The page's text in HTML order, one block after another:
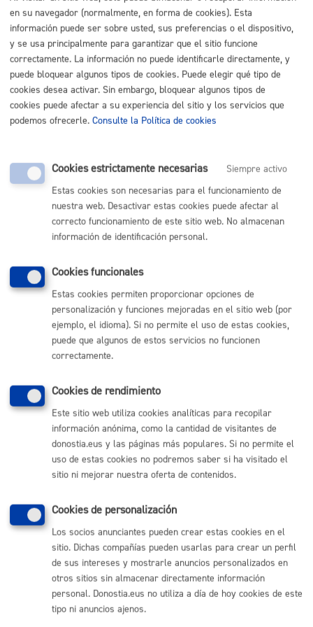
Buscar
Listado completo de Trámites
Registros
Registro de Entidades Ciudadanas
* Online con certificado
ONLINE
TELÉFONO
MÁQUINA
Volver al índice Volver atrás
Comunícate con el Ayuntamiento de Donostia / San
Sebastián
(+34) 943 481 000
Buzón de la ciudadanía
Informar de un error en la web
Enlaces útiles
Perfil del contratante
Sede electrónica
Mapas - GeoDonostia
Sala de prensa
Mapa web
Otras páginas web corporativas
en su navegador (normalmente, en forma de cookies). Esta
información puede ser sobre usted, sus preferencias o el dispositivo,
y se usa principalmente para garantizar que el sitio funcione
correctamente. La información no puede identificarle directamente, y
puede bloquear algunos tipos de cookies. Puede elegir qué tipo de
cookies desea activar. Sin embargo, bloquear algunos tipos de
cookies puede afectar a su experiencia del sitio y los servicios que
podemos ofrecerle. Consulte la Política de cookies
Cookies estrictamente necesarias
Siempre activo
Estas cookies son necesarias para el funcionamiento de
nuestra web. Desactivar estas cookies puede afectar al
correcto funcionamiento de este sitio web. No almacenan
información de identificación personal.
Cookies funcionales
Estas cookies permiten proporcionar opciones de
personalización y funciones mejoradas en el sitio web (por
ejemplo, el idioma). Si no permite el uso de estas cookies,
puede que algunos de estos servicios no funcionen
correctamente.
Cookies de rendimiento
Este sitio web utiliza cookies analíticas para recopilar
información anónima, como la cantidad de visitantes de
donostia.eus y las páginas más populares. Si no permite el
uso de estas cookies no podremos saber si ha visitado el
sitio ni mejorar nuestra oferta de contenidos.
Cookies de personalización
Los socios anunciantes pueden crear estas cookies en el
sitio. Dichas compañías pueden usarlas para crear un perfil
de sus intereses y mostrarle anuncios personalizados en
otros sitios sin almacenar directamente información
personal. Donostia.eus no utiliza a día de hoy cookies de este
tipo ni anuncios ajenos.